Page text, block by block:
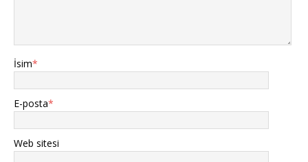
İsim*
E-posta*
Web sitesi